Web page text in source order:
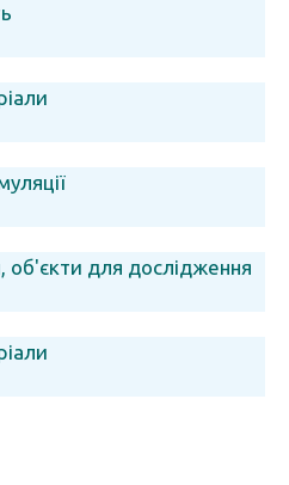
об'єкти для дослідження